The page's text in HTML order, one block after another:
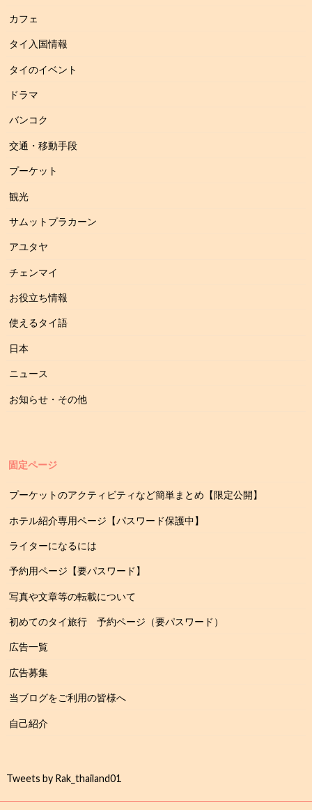
カフェ
タイ入国情報
タイのイベント
ドラマ
バンコク
交通・移動手段
プーケット
観光
サムットプラカーン
アユタヤ
チェンマイ
お役立ち情報
使えるタイ語
日本
ニュース
お知らせ・その他
固定ページ
プーケットのアクティビティなど簡単まとめ【限定公開】
ホテル紹介専用ページ【パスワード保護中】
ライターになるには
予約用ページ【要パスワード】
写真や文章等の転載について
初めてのタイ旅行 予約ページ（要パスワード）
広告一覧
広告募集
当ブログをご利用の皆様へ
自己紹介
Tweets by Rak_thailand01